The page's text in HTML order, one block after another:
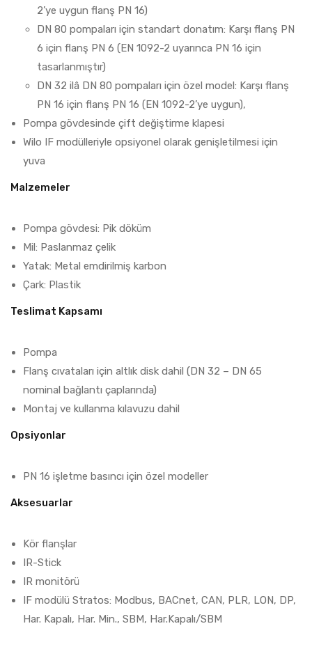
2’ye uygun flanş PN 16)
DN 80 pompaları için standart donatım: Karşı flanş PN
6 için flanş PN 6 (EN 1092-2 uyarınca PN 16 için
tasarlanmıştır)
DN 32 ilâ DN 80 pompaları için özel model: Karşı flanş
PN 16 için flanş PN 16 (EN 1092-2’ye uygun),
Pompa gövdesinde çift değiştirme klapesi
Wilo IF modülleriyle opsiyonel olarak genişletilmesi için
yuva
Malzemeler
Pompa gövdesi: Pik döküm
Mil: Paslanmaz çelik
Yatak: Metal emdirilmiş karbon
Çark: Plastik
Teslimat Kapsamı
Pompa
Flanş cıvataları için altlık disk dahil (DN 32 – DN 65
nominal bağlantı çaplarında)
Montaj ve kullanma kılavuzu dahil
Opsiyonlar
PN 16 işletme basıncı için özel modeller
Aksesuarlar
Kör flanşlar
IR-Stick
IR monitörü
IF modülü Stratos: Modbus, BACnet, CAN, PLR, LON, DP,
Har. Kapalı, Har. Min., SBM, Har.Kapalı/SBM